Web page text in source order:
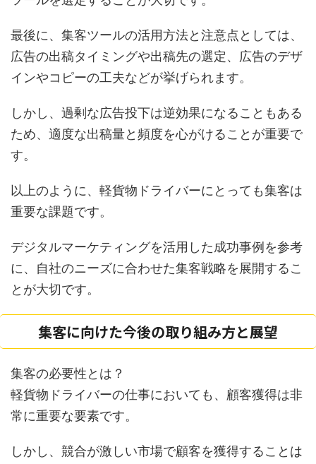
最後に、集客ツールの活用方法と注意点としては、
広告の出稿タイミングや出稿先の選定、広告のデザ
インやコピーの工夫などが挙げられます。
しかし、過剰な広告投下は逆効果になることもある
ため、適度な出稿量と頻度を心がけることが重要で
す。
以上のように、軽貨物ドライバーにとっても集客は
重要な課題です。
デジタルマーケティングを活用した成功事例を参考
に、自社のニーズに合わせた集客戦略を展開するこ
とが大切です。
集客に向けた今後の取り組み方と展望
集客の必要性とは？
軽貨物ドライバーの仕事においても、顧客獲得は非
常に重要な要素です。
しかし、競合が激しい市場で顧客を獲得することは